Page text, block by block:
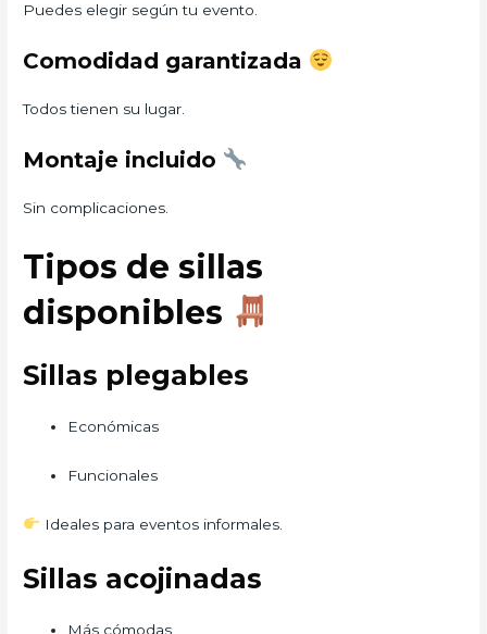
Puedes elegir según tu evento.
Comodidad garantizada
Todos tienen su lugar.
Montaje incluido
Sin complicaciones.
Tipos de sillas
disponibles
Sillas plegables
Económicas
Funcionales
Ideales para eventos informales.
Sillas acojinadas
Más cómodas